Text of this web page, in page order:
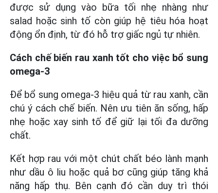
được sử dụng vào bữa tối nhẹ nhàng như
salad hoặc sinh tố còn giúp hệ tiêu hóa hoạt
động ổn định, từ đó hỗ trợ giấc ngủ tự nhiên.
Cách chế biến rau xanh tốt cho việc bổ sung
omega-3
Để bổ sung omega-3 hiệu quả từ rau xanh, cần
chú ý cách chế biến. Nên ưu tiên ăn sống, hấp
nhẹ hoặc xay sinh tố để giữ lại tối đa dưỡng
chất.
Kết hợp rau với một chút chất béo lành mạnh
như dầu ô liu hoặc quả bơ cũng giúp tăng khả
năng hấp thụ. Bên cạnh đó cần duy trì thói